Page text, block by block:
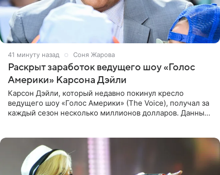
41 минуту назад Соня Жарова
Раскрыт заработок ведущего шоу «Голос
Америки» Карсона Дэйли
Карсон Дэйли, который недавно покинул кресло
ведущего шоу «Голос Америки» (The Voice), получал за
каждый сезон несколько миллионов долларов. Данные